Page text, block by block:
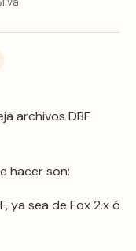
archivos DBF
hacer son:
ya sea de Fox 2.x ó